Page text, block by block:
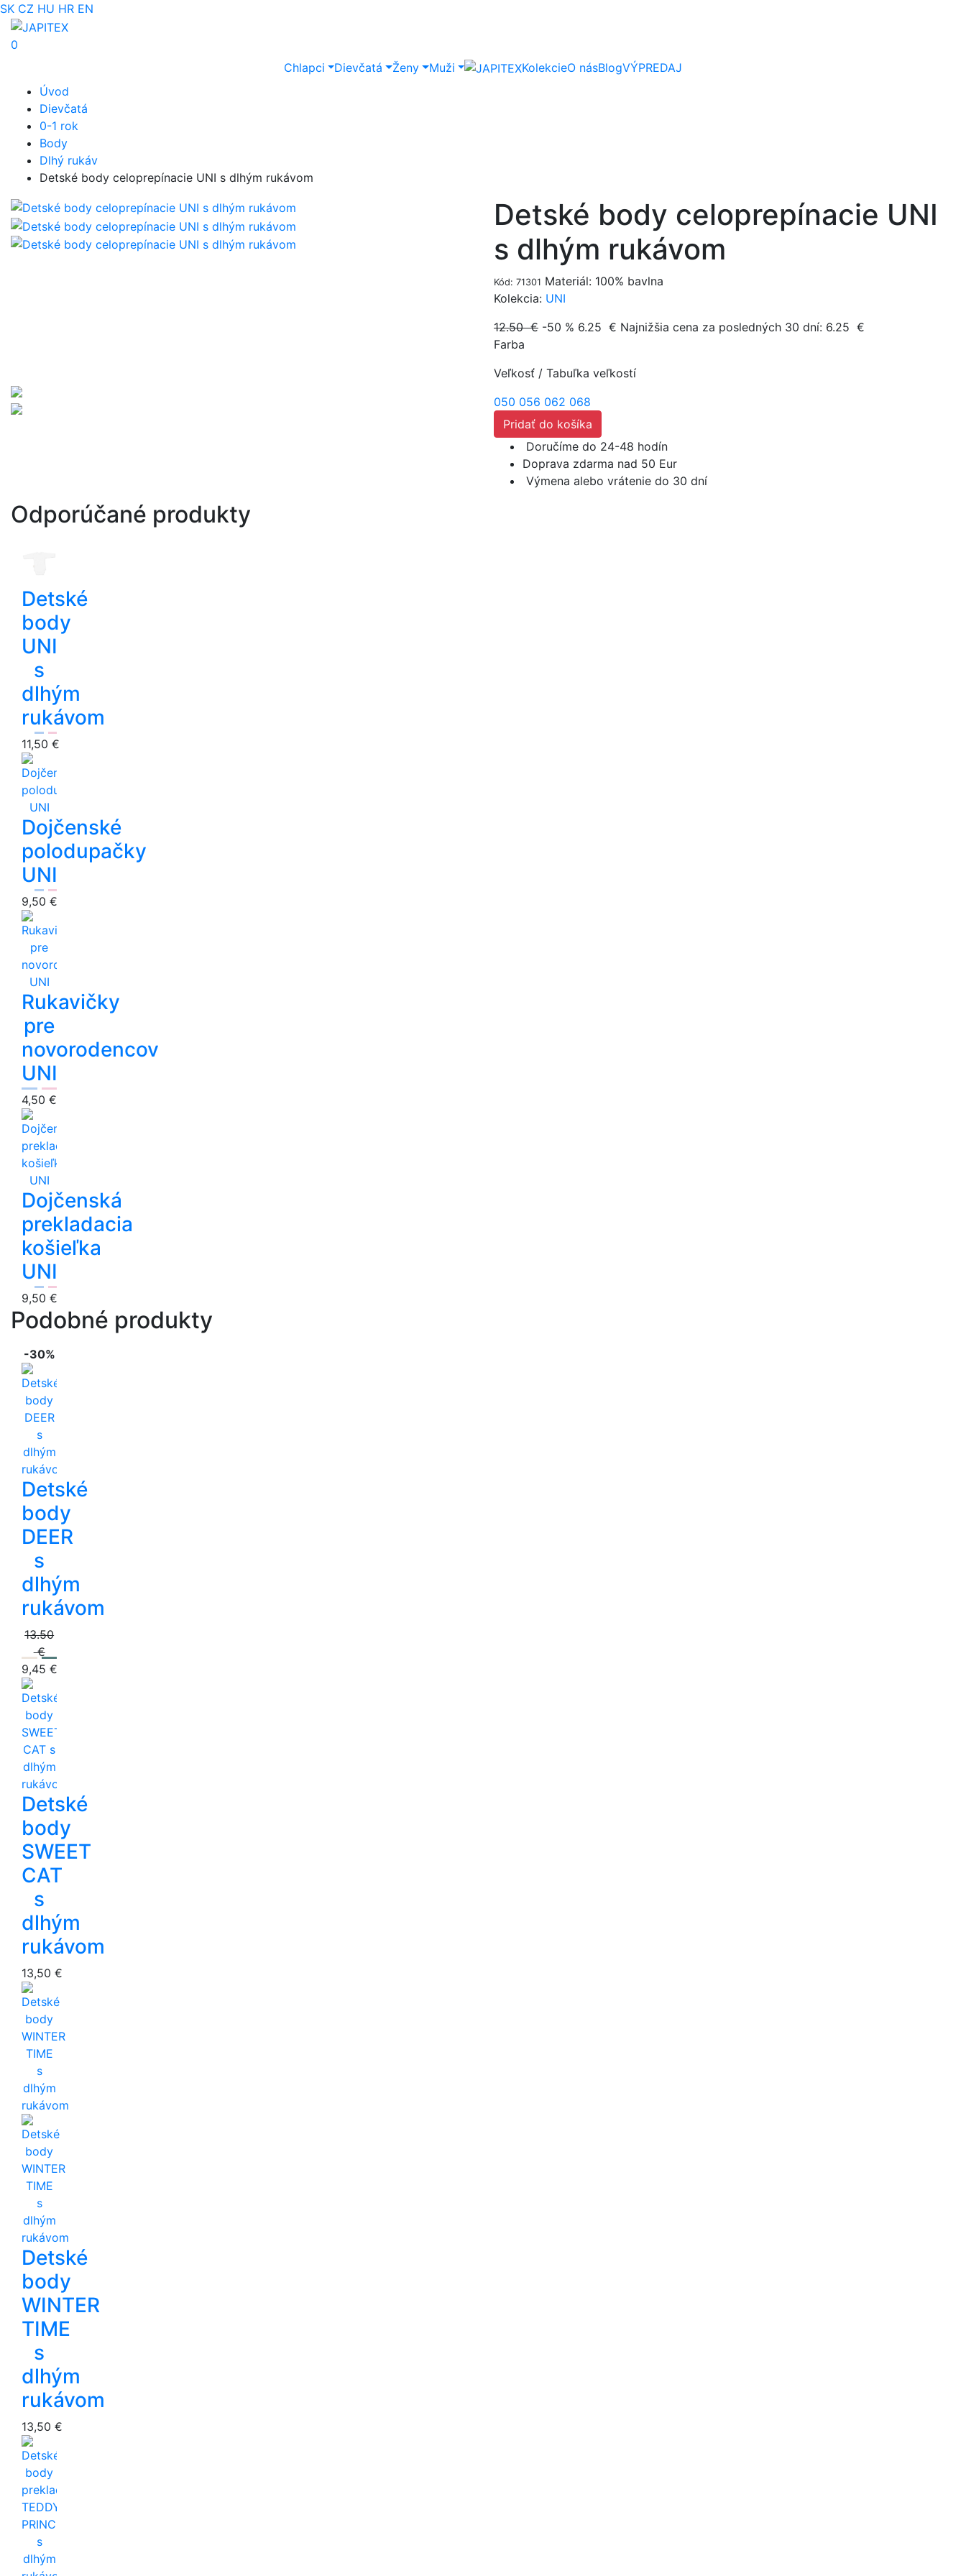
SK CZ HU HR EN
0
Chlapci
Dievčatá Ženy Muži KolekcieO násBlogVÝPREDAJ
Úvod
Dievčatá
0-1 rok
Body
Dlhý rukáv
Detské body celoprepínacie UNI s dlhým rukávom
Detské body celoprepínacie UNI
s dlhým rukávom
Kód: 71301 Materiál: 100% bavlna
Kolekcia: UNI
12.50 € -50 % 6.25 € Najnižšia cena za posledných 30 dní: 6.25 €
Farba
Veľkosť / Tabuľka veľkostí
050 056 062 068
Pridať do košíka
Doručíme do 24-48 hodín
Doprava zdarma nad 50 Eur
Výmena alebo vrátenie do 30 dní
Odporúčané produkty
Detské
body
UNI
s
dlhým
rukávom
11,50 €
Dojčenské
polodupačky
UNI
9,50 €
Rukavičky
pre
novorodencov
UNI
4,50 €
Dojčenská
prekladacia
košieľka
UNI
9,50 €
Podobné produkty
-30%
Detské
body
DEER
s
dlhým
rukávom
13.50
€
9,45 €
Detské
body
SWEET
CAT
s
dlhým
rukávom
13,50 €
Detské
body
WINTER
TIME
s
dlhým
rukávom
13,50 €